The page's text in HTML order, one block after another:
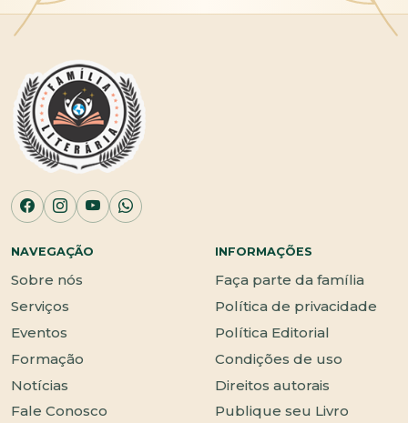
NAVEGAÇÃO
Sobre nós
Serviços
Eventos
Formação
Notícias
Fale Conosco
INFORMAÇÕES
Faça parte da família
Política de privacidade
Política Editorial
Condições de uso
Direitos autorais
Publique seu Livro